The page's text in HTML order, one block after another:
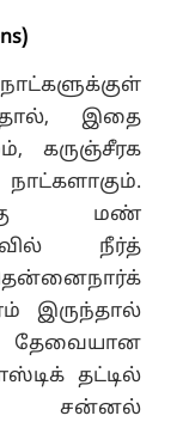
இதை
கருஞ்சீரக
மண்
நீர்த்
இருந்தால்
தேவையான
தட்டில்
சன்னல்